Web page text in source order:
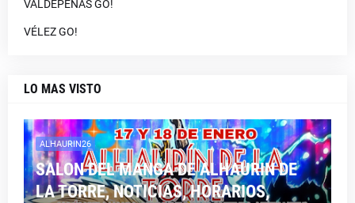
VALDEPEÑAS GO!
VÉLEZ GO!
LO MAS VISTO
ALHAURIN26
SALON DEL MANGA DE ALHAURIN DE
LA TORRE, NOTICIAS, HORARIOS,